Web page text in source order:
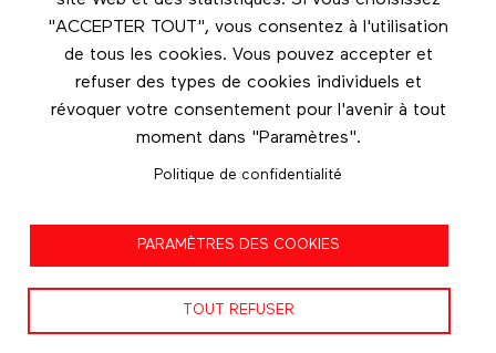
"ACCEPTER TOUT", vous consentez à l'utilisation
de tous les cookies. Vous pouvez accepter et
refuser des types de cookies individuels et
révoquer votre consentement pour l'avenir à tout
moment dans "Paramètres".
Politique de confidentialité
PARAMÈTRES DES COOKIES
TOUT REFUSER
Facebook
Nous contacter
Politique de confidentialité